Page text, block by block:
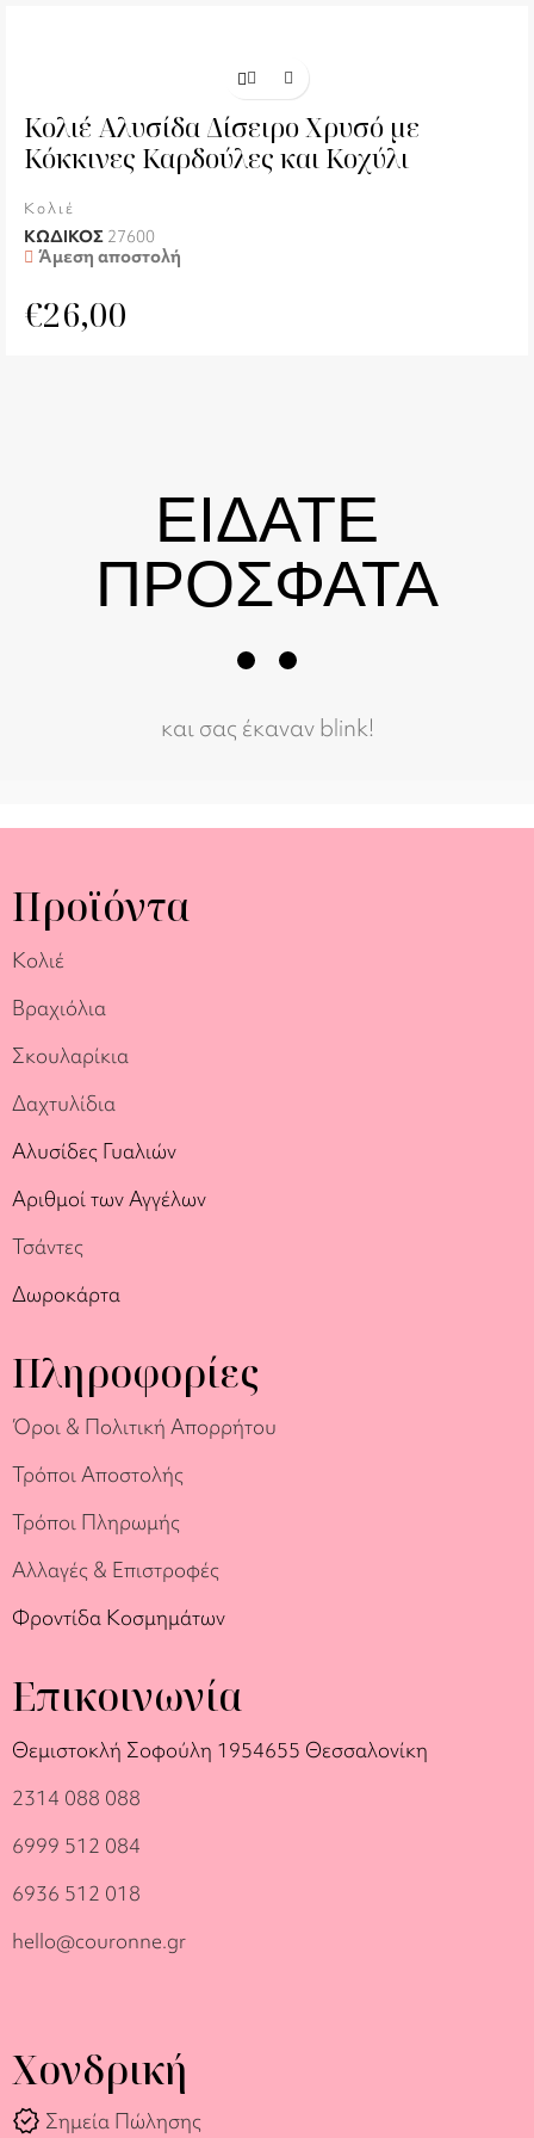
Κολιέ Αλυσίδα Δίσειρο Χρυσό με
Κόκκινες Καρδούλες και Κοχύλι
Κολιέ
ΚΩΔΙΚΟΣ 27600
Άμεση αποστολή
€26,00
ΕΙΔΑΤΕ
ΠΡΟΣΦΑΤΑ
και σας έκαναν blink!
Προϊόντα
Κολιέ
Βραχιόλια
Σκουλαρίκια
Δαχτυλίδια
Αλυσίδες Γυαλιών
Αριθμοί των Αγγέλων
Τσάντες
Δωροκάρτα
Πληροφορίες
Όροι & Πολιτική Απορρήτου
Τρόποι Αποστολής
Τρόποι Πληρωμής
Αλλαγές & Επιστροφές
Φροντίδα Κοσμημάτων
Επικοινωνία
Θεμιστοκλή Σοφούλη 1954655 Θεσσαλονίκη
2314 088 088
6999 512 084
6936 512 018
hello@couronne.gr
Χονδρική
verified Σημεία Πώλησης